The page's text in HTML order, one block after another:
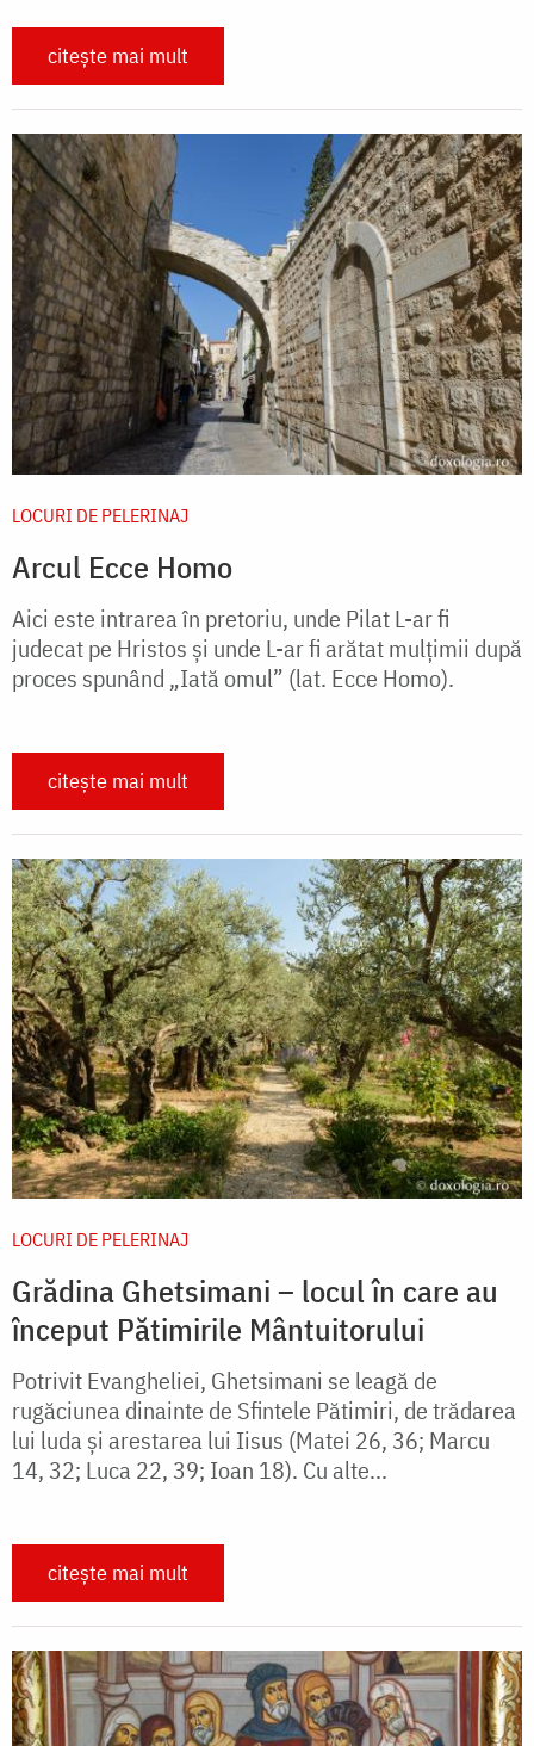
citește mai mult
LOCURI DE PELERINAJ
Arcul Ecce Homo
Aici este intrarea în pretoriu, unde Pilat L-ar fi
judecat pe Hristos şi unde L-ar fi arătat mulţimii după
proces spunând „Iată omul” (lat. Ecce Homo).
citește mai mult
LOCURI DE PELERINAJ
Grădina Ghetsimani – locul în care au
început Pătimirile Mântuitorului
Potrivit Evangheliei, Ghetsimani se leagă de
rugăciunea dinainte de Sfintele Pătimiri, de trădarea
lui luda şi arestarea lui Iisus (Matei 26, 36; Marcu
14, 32; Luca 22, 39; Ioan 18). Cu alte...
citește mai mult